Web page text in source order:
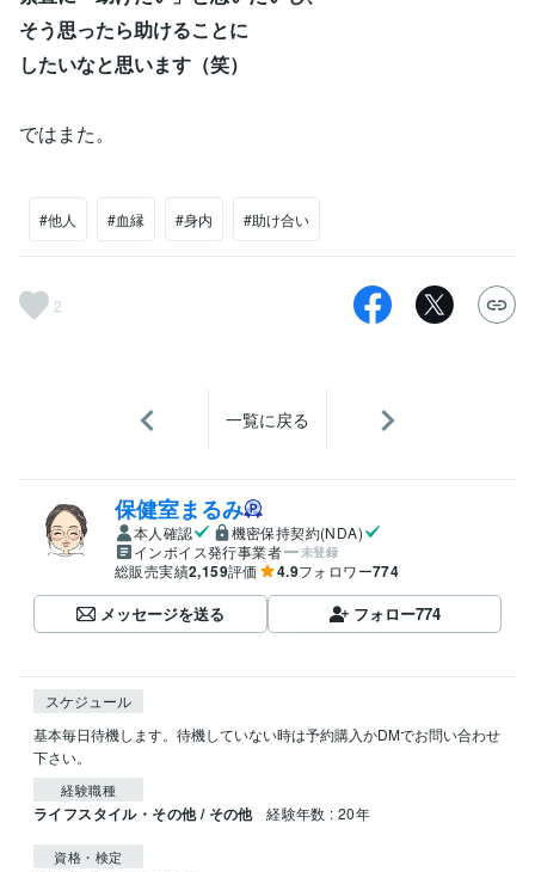
そう思ったら助けることに
したいなと思います（笑）
ではまた。
#他人 #血縁 #身内 #助け合い
2
一覧に戻る
保健室まるみ
本人確認
機密保持契約(NDA)
インボイス発行事業者
未登録
総販売実績2,159評価 4.9フォロワー774
メッセージを送る フォロー774
スケジュール
基本毎日待機します。待機していない時は予約購入かDMでお問い合わせ
下さい。
経験職種
ライフスタイル・その他 / その他 経験年数 : 20年
資格・検定